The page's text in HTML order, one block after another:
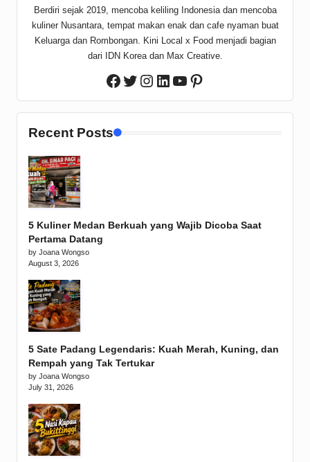
Berdiri sejak 2019, mencoba keliling Indonesia dan mencoba
kuliner Nusantara, tempat makan enak dan cafe nyaman buat
Keluarga dan Rombongan. Kini Local x Food menjadi bagian
dari IDN Korea dan Max Creative.
Facebook
Twitter
Instagram
LinkedIn
YouTube
Pinterest
Recent Posts
5 Kuliner Medan Berkuah yang Wajib Dicoba Saat
Pertama Datang
by Joana Wongso
August 3, 2026
5 Sate Padang Legendaris: Kuah Merah, Kuning, dan
Rempah yang Tak Tertukar
by Joana Wongso
July 31, 2026